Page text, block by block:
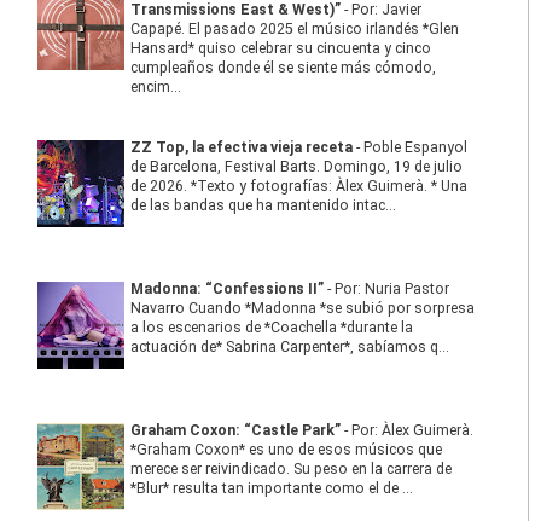
Transmissions East & West)” - Por: Javier
Capapé. El pasado 2025 el músico irlandés *Glen
Hansard* quiso celebrar su cincuenta y cinco
cumpleaños donde él se siente más cómodo,
encim...
ZZ Top, la efectiva vieja receta - Poble Espanyol
de Barcelona, Festival Barts. Domingo, 19 de julio
de 2026. *Texto y fotografías: Àlex Guimerà. * Una
de las bandas que ha mantenido intac...
Madonna: “Confessions II” - Por: Nuria Pastor
Navarro Cuando *Madonna *se subió por sorpresa
a los escenarios de *Coachella *durante la
actuación de* Sabrina Carpenter*, sabíamos q...
Graham Coxon: “Castle Park” - Por: Àlex Guimerà.
*Graham Coxon* es uno de esos músicos que
merece ser reivindicado. Su peso en la carrera de
*Blur* resulta tan importante como el de ...